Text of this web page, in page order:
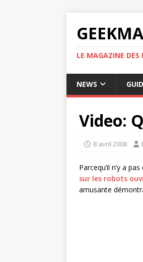
LE MAGAZINE DES
NEWS
Video:
8 avril 2008
Parcequ’il n’y a
sur les robots
amusante